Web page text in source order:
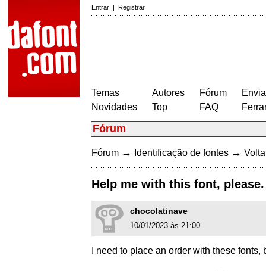
Entrar | Registrar
Temas
Novidades
Autores
Top
Fórum
FAQ
Fórum
Fórum → Identificação de fontes →
Help me with this font, please.
chocolatinave
10/01/2023 às 21:00
I need to place an order with these